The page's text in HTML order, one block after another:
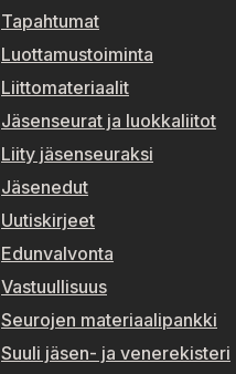
Tapahtumat
Luottamustoiminta
Liittomateriaalit
Jäsenseurat ja luokkaliitot
Liity jäsenseuraksi
Jäsenedut
Uutiskirjeet
Edunvalvonta
Vastuullisuus
Seurojen materiaalipankki
Suuli jäsen- ja venerekisteri